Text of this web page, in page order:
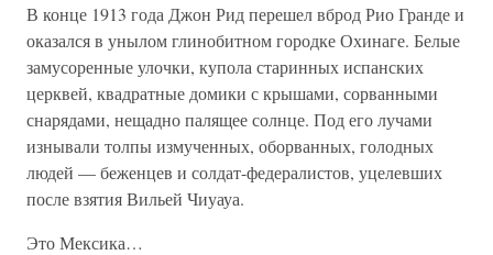
В конце 1913 года Джон Рид перешел вброд Рио Гранде и
оказался в унылом глинобитном городке Охинаге. Белые
замусоренные улочки, купола старинных испанских
церквей, квадратные домики с крышами, сорванными
снарядами, нещадно палящее солнце. Под его лучами
изнывали толпы измученных, оборванных, голодных
людей — беженцев и солдат-федералистов, уцелевших
после взятия Вильей Чиуауа.
Это Мексика…